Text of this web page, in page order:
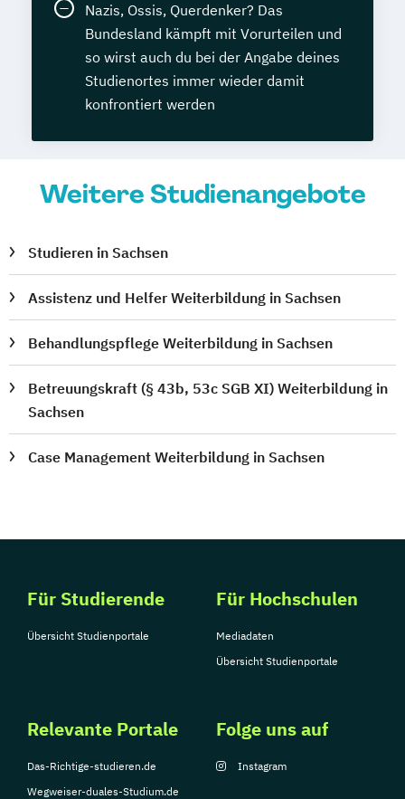
Nazis, Ossis, Querdenker? Das
Bundesland kämpft mit Vorurteilen und
so wirst auch du bei der Angabe deines
Studienortes immer wieder damit
konfrontiert werden
Weitere Studienangebote
Studieren in Sachsen
Assistenz und Helfer Weiterbildung in Sachsen
Behandlungspflege Weiterbildung in Sachsen
Betreuungskraft (§ 43b, 53c SGB XI) Weiterbildung in
Sachsen
Case Management Weiterbildung in Sachsen
Für Studierende
Übersicht Studienportale
Für Hochschulen
Mediadaten
Übersicht Studienportale
Relevante Portale
Das-Richtige-studieren.de
Wegweiser-duales-Studium.de
Folge uns auf
Instagram